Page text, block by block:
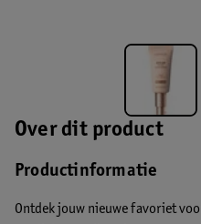
Over dit product
Productinformatie
Ontdek jouw nieuwe favoriet